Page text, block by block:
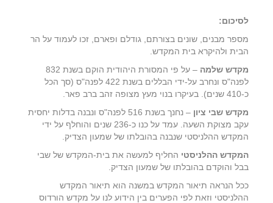
לסיכום:
מספר מבנים, שונים בצורתם, גודלם ופארם, זכו לעמוד על הר
הבית ולהיקרא בית המקדש.
מקדש שלמה
– על פי המסורת היהודית הוקם בשנת 832
לפנה"ס ונחרב על-ידי הבללים בשנת 422 לפנה"ס (סך הכל
כ-410 שנים). בעיקרו בנוי מעץ מצופה זהב ברב פאר.
מקדש שבי ציון
– נחנך בשנת 516 לפנה"ס ונבנה בדלות יחסית
עקב מצוקת השעה. עמד על כנו כ-236 שנים והוחלף על ידי
המקדש ההלניסטי שנבנה בהובלתו של שמעון הצדיק.
המקדש ההלניסטי החליף למעשה את בית-המקדש של שבי
בבל והוקדם בהובלתו של שמעון הצדיק.
ככל הנראה תיאור המקדש במשנה הוא תיאור המקדש
ההלניסטי וזאת לפי הפערים בין הידוע לנו על מקדש הורדוס